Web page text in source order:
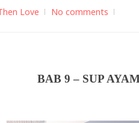
Love No comments
BAB 9 – SUP